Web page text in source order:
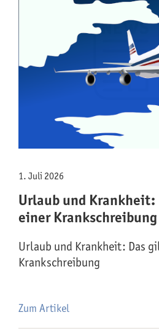
1. Juli 2026
Urlaub und Krankheit:
einer Krankschreibung
Urlaub und Krankheit: Das
Krankschreibung
Zum Artikel